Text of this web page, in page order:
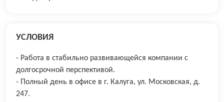
УСЛОВИЯ
- Работа в стабильно развивающейся компании с
долгосрочной перспективой.
- Полный день в офисе в г. Калуга, ул. Московская, д.
247.